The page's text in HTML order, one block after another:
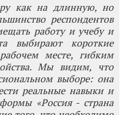
как на длинную, но
респондентов
работу и учебу и
выбирают короткие
месте, гибким
Мы видим, что
выборе: она
реальные навыки и
«Россия - страна